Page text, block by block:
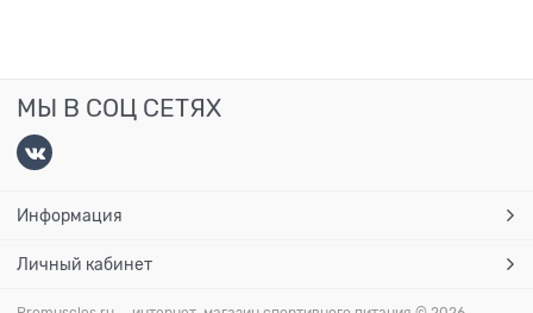
МЫ В СОЦ СЕТЯХ
Информация
Личный кабинет